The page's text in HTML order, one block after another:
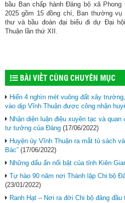
bầu Ban chấp hành Đảng bộ xã
2025 gồm 15 đồng chí, Ban thường
thư và bầu đoàn đại biểu đi dự Đại
Thuận lần thứ XII.
BÀI VIẾT CÙNG CHUYÊN MỤC
Hiến 4 nghìn mét vuông đất xây
vào dịp Vĩnh Thuận được công nhận
Nhận diện luận điệu xuyên tạc và
tư tưởng của Đảng (17/06/2022)
Huyện ủy Vĩnh Thuận ra mắt tủ sách
Bác” (17/06/2022)
Những dấu ấn nổi bật của tỉnh Kiên
Tự hào 90 năm nơi Thành lập Chi bộ
(23/01/2022)
Ranh Hạt – Nơi ra đời Chi bộ đảng